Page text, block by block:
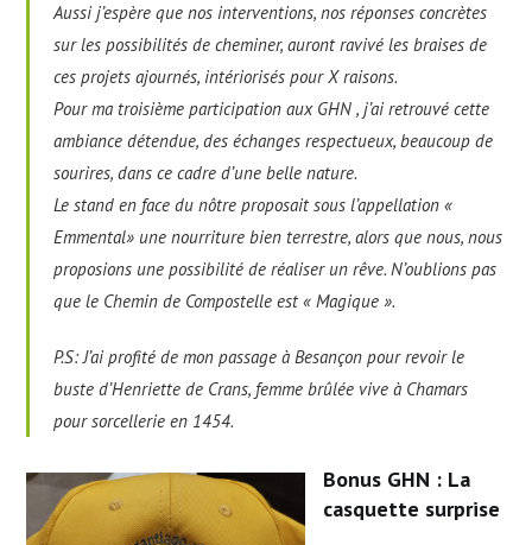
Aussi j’espère que nos interventions, nos réponses concrètes
sur les possibilités de cheminer, auront ravivé les braises de
ces projets ajournés, intériorisés pour X raisons.
Pour ma troisième participation aux GHN , j’ai retrouvé cette
ambiance détendue, des échanges respectueux, beaucoup de
sourires, dans ce cadre d’une belle nature.
Le stand en face du nôtre proposait sous l’appellation «
Emmental» une nourriture bien terrestre, alors que nous, nous
proposions une possibilité de réaliser un rêve. N’oublions pas
que le Chemin de Compostelle est « Magique ».
P.S: J’ai profité de mon passage à Besançon pour revoir le
buste d’Henriette de Crans, femme brûlée vive à Chamars
pour sorcellerie en 1454.
Bonus GHN : La
casquette surprise